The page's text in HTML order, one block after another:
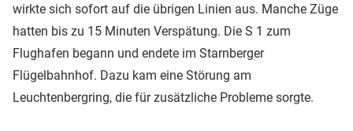
wirkte sich sofort auf die übrigen Linien aus. Manche Züge
hatten bis zu 15 Minuten Verspätung. Die S 1 zum
Flughafen begann und endete im Starnberger
Flügelbahnhof. Dazu kam eine Störung am
Leuchtenbergring, die für zusätzliche Probleme sorgte.